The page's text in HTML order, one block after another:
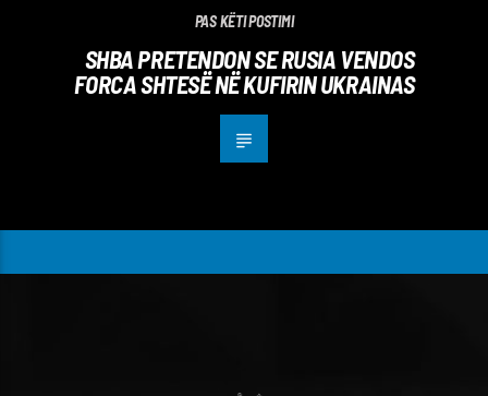
PAS KËTI POSTIMI
SHBA PRETENDON SE RUSIA VENDOS
FORCA SHTESË NË KUFIRIN UKRAINAS